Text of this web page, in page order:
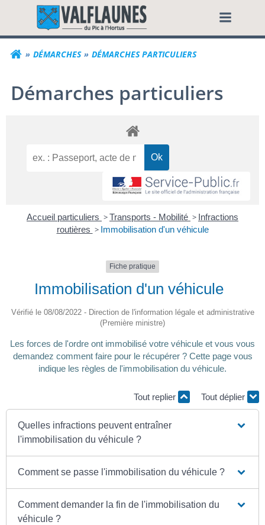
contenuCommune de
DÉMARCHES DÉMARCHES PARTICULIERS
Démarches particuliers
Accueil particuliers >Transports - Mobilité > Infractions
routières > Immobilisation d'un véhicule
Fiche pratique
Immobilisation d'un véhicule
Vérifié le 08/08/2022 - Direction de l'information légale et administrative
(Première ministre)
Les forces de l'ordre ont immobilisé votre véhicule et vous vous
demandez comment faire pour le récupérer ? Cette page vous
indique les règles de l'immobilisation du véhicule.
Tout replier Tout déplier
Quelles infractions peuvent entraîner
l'immobilisation du véhicule ?
Comment se passe l'immobilisation du véhicule ?
Comment demander la fin de l'immobilisation du
véhicule ?